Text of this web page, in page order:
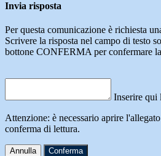
Invia risposta
Per questa comunicazione è richiesta
Scrivere la risposta nel campo di testo
bottone CONFERMA per confermare
Inserire qui
Attenzione: è necessario aprire
conferma di lettura.
Annulla Conferma